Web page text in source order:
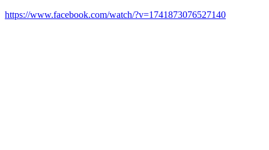
https://www.facebook.com/watch/?v=1741873076527140